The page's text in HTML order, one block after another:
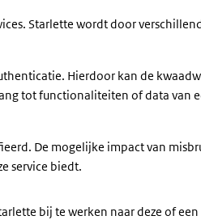
Starlette wordt door
Hierdoor kan de
tot functionaliteiten of data van
De mogelijke impact van
service biedt.
bij te werken naar deze of een